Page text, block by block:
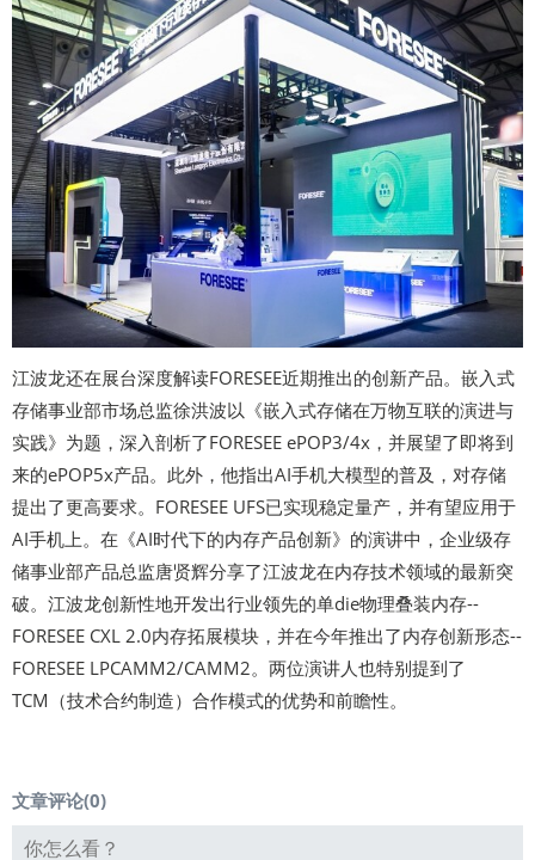
江波龙还在展台深度解读FORESEE近期推出的创新产品。嵌入式
存储事业部市场总监徐洪波以《嵌入式存储在万物互联的演进与
实践》为题，深入剖析了FORESEE ePOP3/4x，并展望了即将到
来的ePOP5x产品。此外，他指出AI手机大模型的普及，对存储
提出了更高要求。FORESEE UFS已实现稳定量产，并有望应用于
AI手机上。在《AI时代下的内存产品创新》的演讲中，企业级存
储事业部产品总监唐贤辉分享了江波龙在内存技术领域的最新突
破。江波龙创新性地开发出行业领先的单die物理叠装内存--
FORESEE CXL 2.0内存拓展模块，并在今年推出了内存创新形态--
FORESEE LPCAMM2/CAMM2。两位演讲人也特别提到了
TCM（技术合约制造）合作模式的优势和前瞻性。
文章评论(0)